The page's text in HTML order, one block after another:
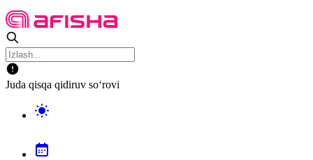
Juda qisqa qidiruv so‘rovi